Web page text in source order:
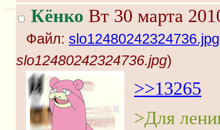
>> Кёнко Вт 30 марта
Файл: slo12480242324736.jpg
slo12480242324736.jpg)
>>13265
>Для